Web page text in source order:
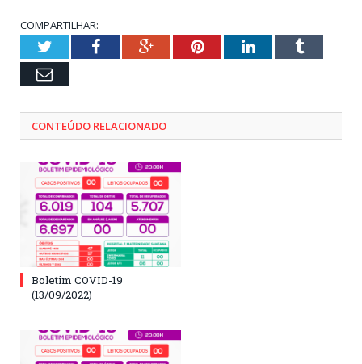
COMPARTILHAR:
TwitterFacebookGoogle+PinterestLinkedInTumblr
Email
CONTEÚDO RELACIONADO
Boletim COVID-19
(13/09/2022)